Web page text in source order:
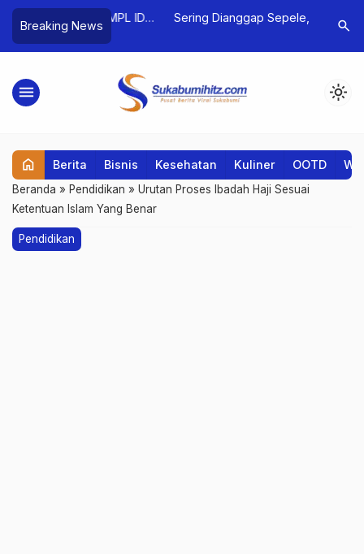
Breaking News
Akhir
Sering Dianggap Sepele, Berjemur
Biasa
Dosen
search
menu light_mode
home Berita Bisnis Kesehatan Kuliner OOTD
Beranda » Pendidikan » Urutan Proses Ibadah Haji Sesuai
Ketentuan Islam Yang Benar
Pendidikan